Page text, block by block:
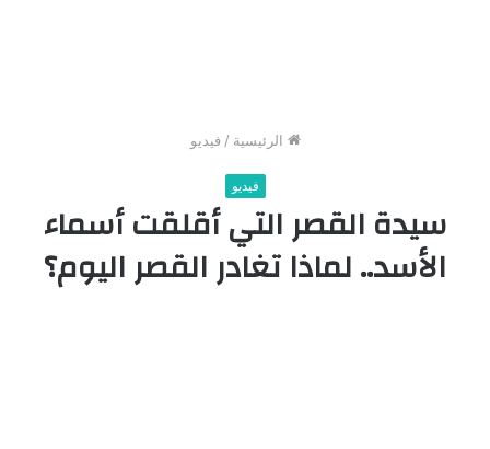
الرئيسية / فيديو
فيديو
سيدة القصر التي أقلقت أسماء
الأسد.. لماذا تغادر القصر اليوم؟